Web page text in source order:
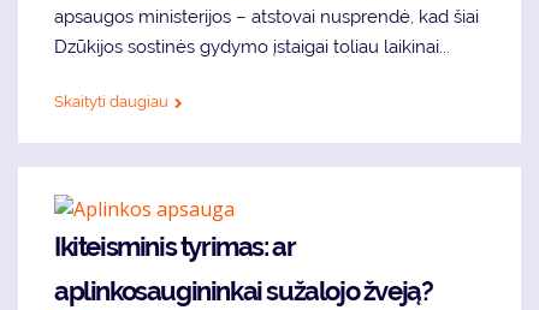
apsaugos ministerijos – atstovai nusprendė, kad šiai
Dzūkijos sostinės gydymo įstaigai toliau laikinai...
Skaityti daugiau
Ikiteisminis tyrimas: ar
aplinkosaugininkai sužalojo žveją?